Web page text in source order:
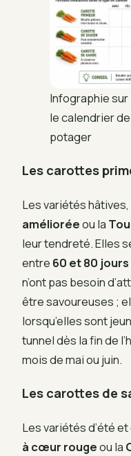
Infographie
le calendrier
potager
Les carottes
Les variétés
amélioréeou la
leur tendreté. Elles
entre 60 et 80 jours
n’ont pas besoin
être savoureuses ;
lorsqu’elles sont
tunnel dès la fin de
mois de mai ou juin.
Les carottes de
Les variétés d’été
à cœur rougeou la